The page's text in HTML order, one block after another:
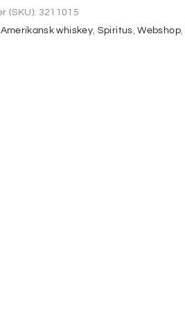
(SKU): 3211015
Amerikansk whiskey, Spiritus,Webshop,